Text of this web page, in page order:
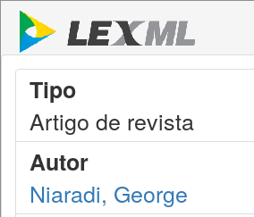
Tipo
Artigo de revista
Autor
Niaradi, George